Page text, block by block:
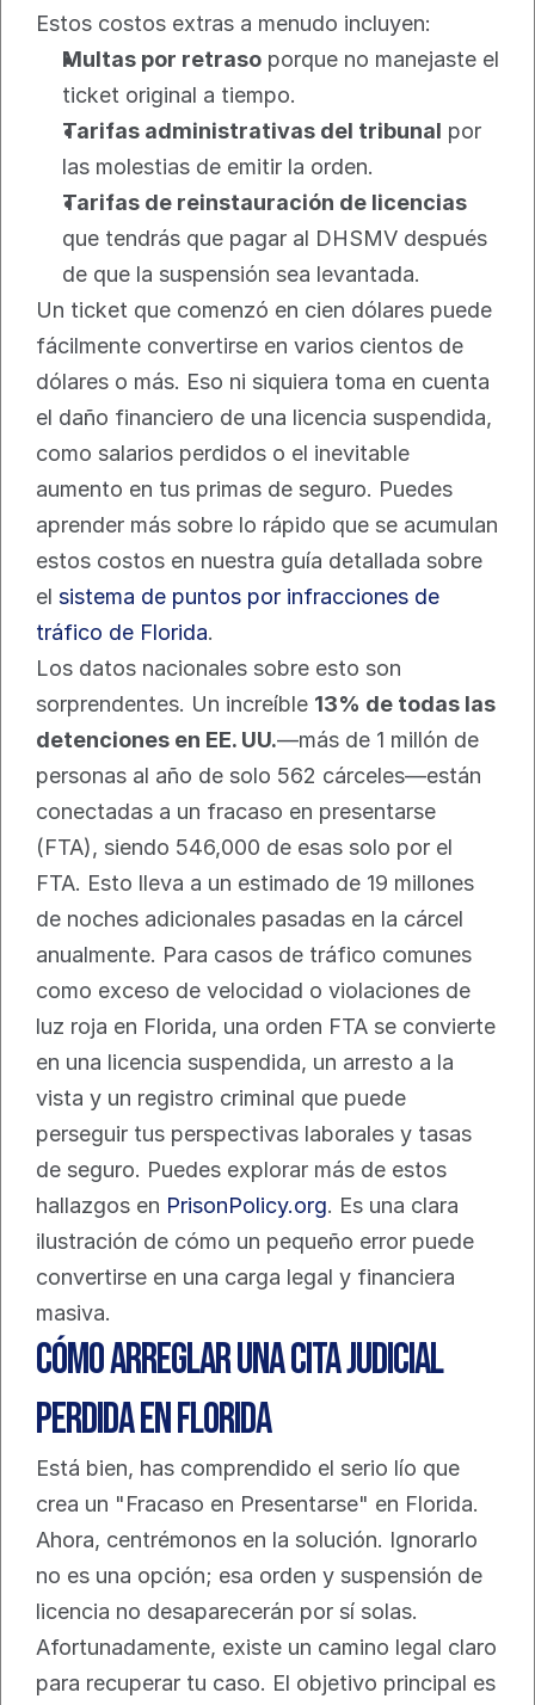
Estos costos extras a menudo incluyen:
Multas por retraso porque no manejaste el
ticket original a tiempo.
Tarifas administrativas del tribunal por
las molestias de emitir la orden.
Tarifas de reinstauración de licencias
que tendrás que pagar al DHSMV después
de que la suspensión sea levantada.
Un ticket que comenzó en cien dólares puede
fácilmente convertirse en varios cientos de
dólares o más. Eso ni siquiera toma en cuenta
el daño financiero de una licencia suspendida,
como salarios perdidos o el inevitable
aumento en tus primas de seguro. Puedes
aprender más sobre lo rápido que se acumulan
estos costos en nuestra guía detallada sobre
el sistema de puntos por infracciones de
tráfico de Florida.
Los datos nacionales sobre esto son
sorprendentes. Un increíble 13% de todas las
detenciones en EE. UU.—más de 1 millón de
personas al año de solo 562 cárceles—están
conectadas a un fracaso en presentarse
(FTA), siendo 546,000 de esas solo por el
FTA. Esto lleva a un estimado de 19 millones
de noches adicionales pasadas en la cárcel
anualmente. Para casos de tráfico comunes
como exceso de velocidad o violaciones de
luz roja en Florida, una orden FTA se convierte
en una licencia suspendida, un arresto a la
vista y un registro criminal que puede
perseguir tus perspectivas laborales y tasas
de seguro. Puedes explorar más de estos
hallazgos en PrisonPolicy.org. Es una clara
ilustración de cómo un pequeño error puede
convertirse en una carga legal y financiera
masiva.
Cómo Arreglar una Cita Judicial
Perdida en Florida
Está bien, has comprendido el serio lío que
crea un "Fracaso en Presentarse" en Florida.
Ahora, centrémonos en la solución. Ignorarlo
no es una opción; esa orden y suspensión de
licencia no desaparecerán por sí solas.
Afortunadamente, existe un camino legal claro
para recuperar tu caso. El objetivo principal es